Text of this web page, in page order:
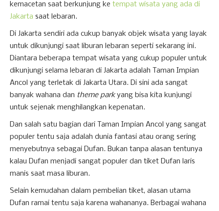
kemacetan saat berkunjung ke tempat wisata yang ada di
Jakarta saat lebaran.
Di Jakarta sendiri ada cukup banyak objek wisata yang layak
untuk dikunjungi saat liburan lebaran seperti sekarang ini.
Diantara beberapa tempat wisata yang cukup populer untuk
dikunjungi selama lebaran di Jakarta adalah Taman Impian
Ancol yang terletak di Jakarta Utara. Di sini ada sangat
banyak wahana dan theme parkyang bisa kita kunjungi
untuk sejenak menghilangkan kepenatan.
Dan salah satu bagian dari Taman Impian Ancol yang sangat
populer tentu saja adalah dunia fantasi atau orang sering
menyebutnya sebagai Dufan. Bukan tanpa alasan tentunya
kalau Dufan menjadi sangat populer dan tiket Dufan laris
manis saat masa liburan.
Selain kemudahan dalam pembelian tiket, alasan utama
Dufan ramai tentu saja karena wahananya. Berbagai wahana